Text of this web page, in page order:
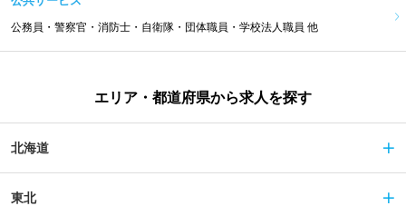
公務員・警察官・消防士・自衛隊・団体職員・学校法人職員 他
エリア・都道府県から求人を探す
北海道
東北